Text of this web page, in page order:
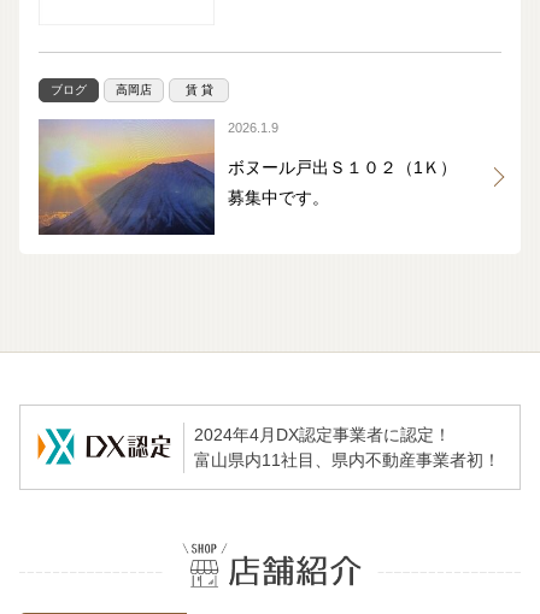
ブログ 高岡店 賃 貸
2026.1.9
ボヌール戸出Ｓ１０２（1Ｋ）
募集中です。
2024年4月DX認定事業者に認定！
富山県内11社目、県内不動産事業者初！